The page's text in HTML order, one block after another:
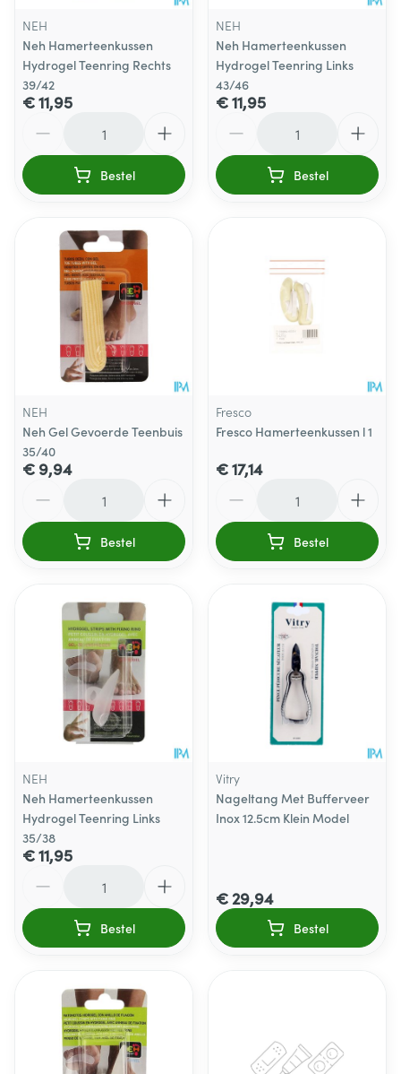
NEH
Neh Hamerteenkussen
Hydrogel Teenring Rechts
39/42
€ 11,95
Bestel
NEH
Neh Hamerteenkussen
Hydrogel Teenring Links
43/46
€ 11,95
Bestel
NEH
Neh Gel Gevoerde Teenbuis
35/40
€ 9,94
Bestel
Fresco
Fresco Hamerteenkussen l 1
€ 17,14
Bestel
NEH
Neh Hamerteenkussen
Hydrogel Teenring Links
35/38
€ 11,95
Bestel
Vitry
Nageltang Met Bufferveer
Inox 12.5cm Klein Model
€ 29,94
Bestel